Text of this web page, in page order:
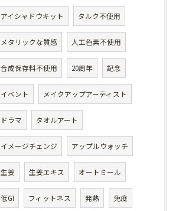
アイシャドウキット タルク不使用
メタリックな質感 人工色素不使用
合成保存料不使用 20周年 記念
イベント メイクアップアーティスト
ドラマ タオルアート
イメージチェンジ アップルウォッチ
生姜 生姜エキス オートミール
低GI フィットネス 発熱 免疫